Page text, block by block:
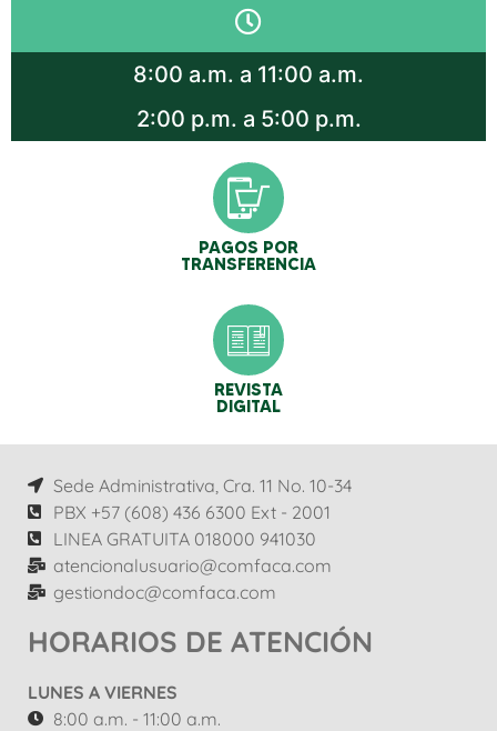
8:00 a.m. a 11:00 a.m.
2:00 p.m. a 5:00 p.m.
PAGOS POR
TRANSFERENCIA
REVISTA
DIGITAL
Sede Administrativa, Cra. 11 No. 10-34
PBX +57 (608) 436 6300 Ext - 2001
LINEA GRATUITA 018000 941030
atencionalusuario@comfaca.com
gestiondoc@comfaca.com
HORARIOS DE ATENCIÓN
LUNES A VIERNES
8:00 a.m. - 11:00 a.m.